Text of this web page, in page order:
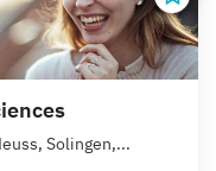
Solingen,...